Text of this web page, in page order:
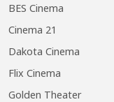
BES Cinema
Cinema 21
Dakota Cinema
Flix Cinema
Golden Theater